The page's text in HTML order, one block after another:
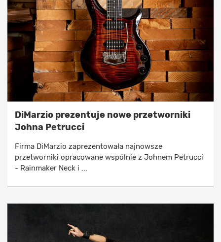
DiMarzio prezentuje nowe przetworniki
Johna Petrucci
Firma DiMarzio zaprezentowała najnowsze
przetworniki opracowane wspólnie z Johnem Petrucci
- Rainmaker Neck i ...